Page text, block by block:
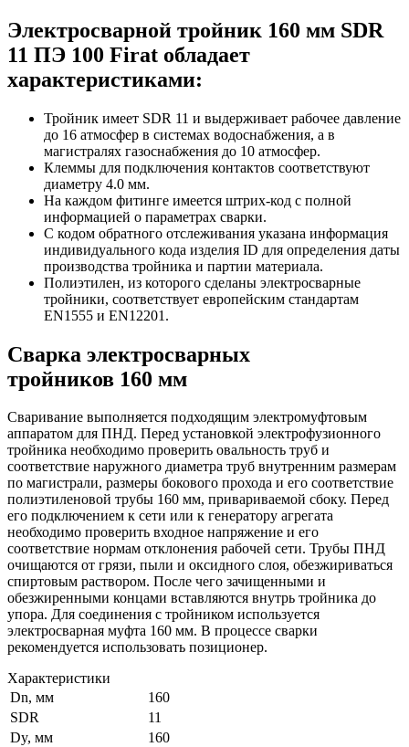
Электросварной тройник 160 мм SDR
11 ПЭ 100 Firat обладает
характеристиками:
Тройник имеет SDR 11 и выдерживает рабочее давление
до 16 атмосфер в системах водоснабжения, а в
магистралях газоснабжения до 10 атмосфер.
Клеммы для подключения контактов соответствуют
диаметру 4.0 мм.
На каждом фитинге имеется штрих-код с полной
информацией о параметрах сварки.
С кодом обратного отслеживания указана информация
индивидуального кода изделия ID для определения даты
производства тройника и партии материала.
Полиэтилен, из которого сделаны электросварные
тройники, соответствует европейским стандартам
EN1555 и EN12201.
Сварка электросварных
тройников 160 мм
Сваривание выполняется подходящим электромуфтовым
аппаратом для ПНД. Перед установкой электрофузионного
тройника необходимо проверить овальность труб и
соответствие наружного диаметра труб внутренним размерам
по магистрали, размеры бокового прохода и его соответствие
полиэтиленовой трубы 160 мм, привариваемой сбоку. Перед
его подключением к сети или к генератору агрегата
необходимо проверить входное напряжение и его
соответствие нормам отклонения рабочей сети. Трубы ПНД
очищаются от грязи, пыли и оксидного слоя, обезжириваться
спиртовым раствором. После чего зачищенными и
обезжиренными концами вставляются внутрь тройника до
упора. Для соединения с тройником используется
электросварная муфта 160 мм. В процессе сварки
рекомендуется использовать позиционер.
Характеристики
Dn, мм
160
SDR
11
Dy, мм
160